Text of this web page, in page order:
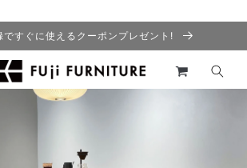
ですぐに使えるクーポンプレゼント!
カ
ー
ト